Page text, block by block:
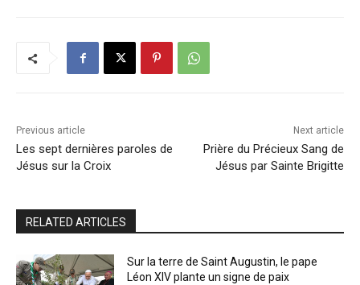
Previous article
Les sept dernières paroles de
Jésus sur la Croix
Next article
Prière du Précieux Sang de
Jésus par Sainte Brigitte
RELATED ARTICLES
Sur la terre de Saint Augustin, le pape
Léon XIV plante un signe de paix